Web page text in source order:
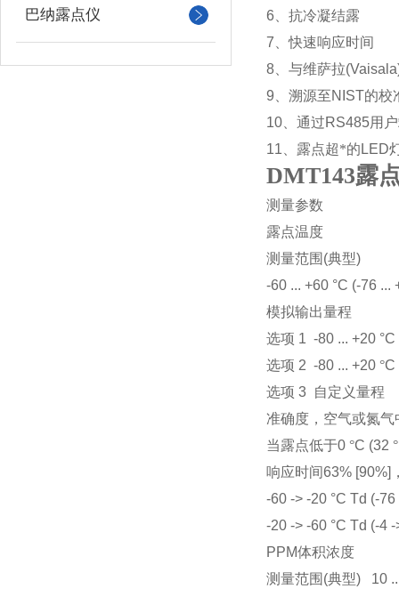
巴纳露点仪
6 、抗冷凝结露
7 、快速响应时间
8 、与维萨拉
9 、溯源至NIST的校
10 、通过RS485用
11 、露点超*的 LED
DMT143露
测量参数
露点温度
测量范围 (典型)
-60 ... +60 °C (-76 ...
模拟输出量程
选项 1 -80 ... +20 °C
选项 2 -80 ... +20 °C
选项 3 自定义量程
准确度，空气或氮气
当露点低于0 °C (32 °
响应时间63% [90%]
-60 -> -20 °C Td (-
-20 -> -60 °C Td (-4
PPM体积浓度
测量范围 (典型) 10